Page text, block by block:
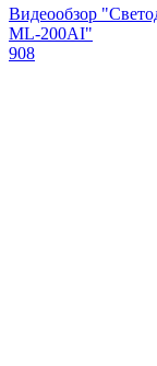
Видеообзор
ML-200AI"
908